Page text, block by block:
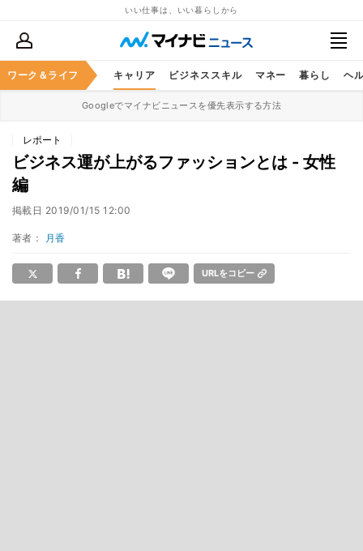
いい仕事は、いい暮らしから
ワーク＆ライフ キャリア ビジネススキル マネー 暮らし ヘ
Googleでマイナビニュースを優先表示する方法
レポート
ビジネス運が上がるファッションとは - 女性
編
掲載日 2019/01/15 12:00
著者： 月香
URLをコピー